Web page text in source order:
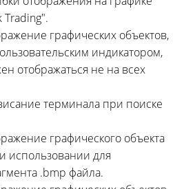
Trading".
графических объектов,
индикатором,
отображаться не на всех
терминала при поиске
графического объекта
использовании для
.bmp файла.